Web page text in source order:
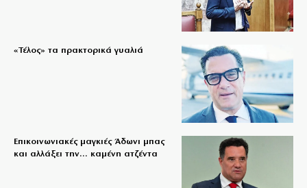
«Τέλος» τα πρακτορικά γυαλιά
Επικοινωνιακές μαγκιές Άδωνι μπας
και αλλάξει την… καμένη ατζέντα